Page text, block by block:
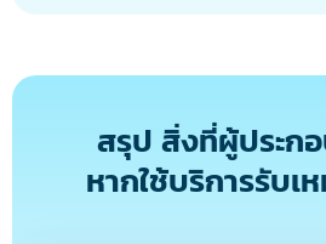
สรุป สิ่งที่ผู้ประกอ
หากใช้บริการรับเ